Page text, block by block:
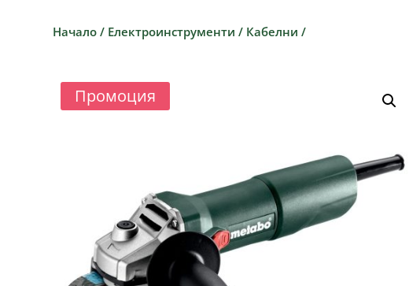
Начало / Електроинструменти / Кабелни /
Промоция